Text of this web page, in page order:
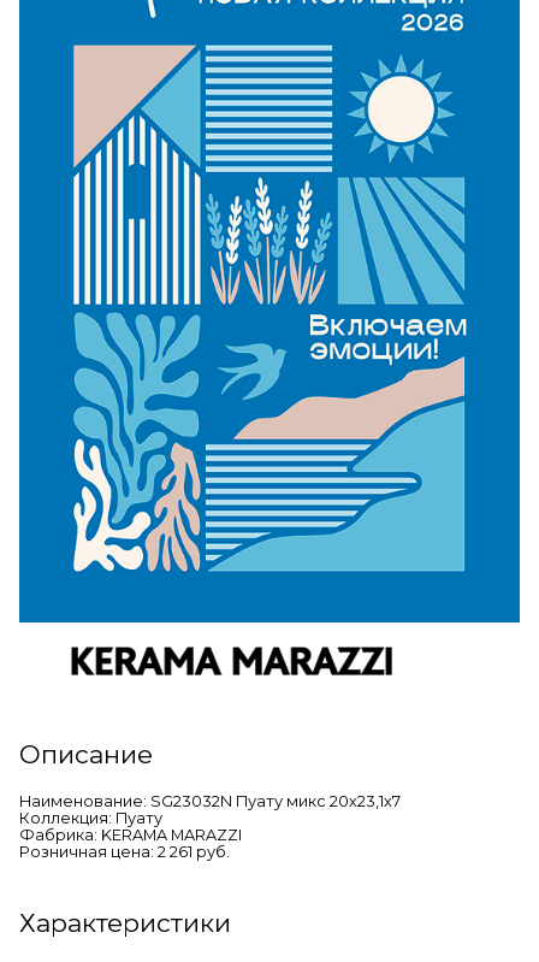
Описание
Наименование: SG23032N Пуату микс 20х23,1х7
Коллекция: Пуату
Фабрика: KERAMA MARAZZI
Розничная цена: 2 261 руб.
Характеристики